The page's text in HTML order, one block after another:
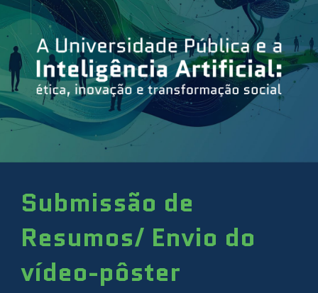
Submissão de
Resumos/ Envio do
vídeo-pôster